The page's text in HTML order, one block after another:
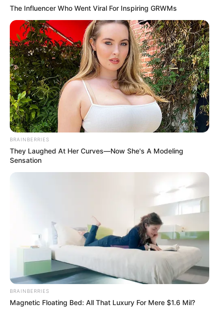
The Influencer Who Went Viral For Inspiring GRWMs
BRAINBERRIES
They Laughed At Her Curves—Now She's A Modeling
Sensation
BRAINBERRIES
Magnetic Floating Bed: All That Luxury For Mere $1.6 Mil?